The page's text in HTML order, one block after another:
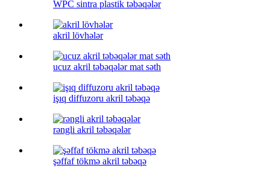
WPC sintra plastik təbəqələr
akril lövhələr
ucuz akril təbəqələr mat səth
işıq diffuzoru akril təbəqə
rəngli akril təbəqələr
şəffaf tökmə akril təbəqə